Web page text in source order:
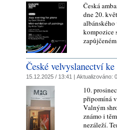
Česká
dne 20.
kompozice
České velvyslanectví
15.12.2025 / 13:41 | Aktualizováno:
10.
připomíná
Valným
známo i
nezáleží.